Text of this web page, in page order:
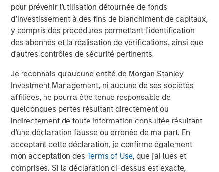
pour prévenir l’utilisation détournée de fonds
d’investissement à des fins de blanchiment de capitaux,
y compris des procédures permettant l'identification
des abonnés et la réalisation de vérifications, ainsi que
d'autres contrôles de sécurité pertinents.
Je reconnais qu'aucune entité de Morgan Stanley
Investment Management, ni aucune de ses sociétés
affiliées, ne pourra être tenue responsable de
quelconques pertes résultant directement ou
indirectement de toute information consultée résultant
d’une déclaration fausse ou erronée de ma part. En
acceptant cette déclaration, je confirme également
mon acceptation desTerms of Use, que j'ai lues et
comprises. Si la déclaration ci-dessus est exacte,
secure a full-time job with a competitive salary within six
months of earning their diploma.
About Calvert Research and Management
Calvert Research and Management is a global leader in
Responsible Investing, offering one of the largest and
most diversified families of responsibly invested
strategies. With over 40 years of experience, the firm
seeks to generate favorable investment returns for
clients by allocating capital consistent with
environmental, social and governance best practices and
through structured engagement with portfolio companies.
Calvert is part of Morgan Stanley Investment
Management, the asset management division of Morgan